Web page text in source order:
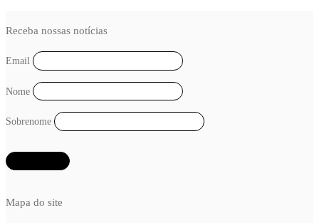
Mapa do site
Receba nossas notícias
Email
Nome
Sobrenome